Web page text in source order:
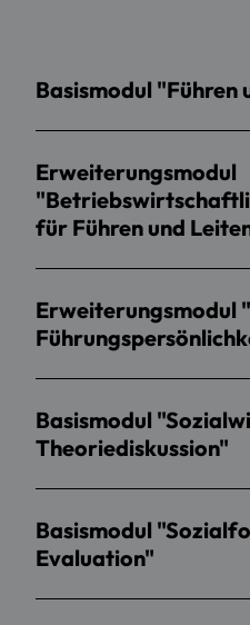
Basismodul "Führen
Erweiterungsmodul
für Führen und
Erweiterungsmodul
Basismodul
Theoriediskussion"
Basismodul
Evaluation"